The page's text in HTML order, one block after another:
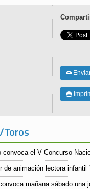
✉

el V Concurso
de animación lectora infantil
mañana sábado una